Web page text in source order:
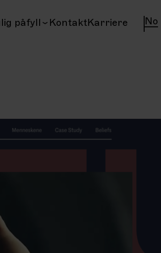
påfyll KontaktKarriere No